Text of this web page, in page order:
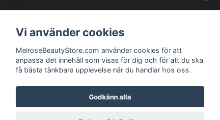
Meny
Vi använder cookies
MelroseBeautyStore.com använder cookies för att
anpassa det innehåll som visas för dig och för att du ska
få bästa tänkbara upplevelse när du handlar hos oss.
Godkänn alla